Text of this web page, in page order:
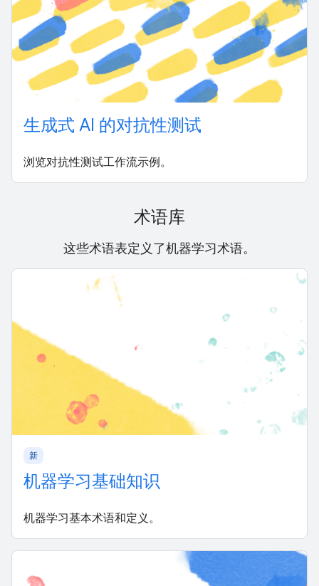
生成式 AI 的对抗性测试
浏览对抗性测试工作流示例。
术语库
这些术语表定义了机器学习术语。
新
机器学习基础知识
机器学习基本术语和定义。